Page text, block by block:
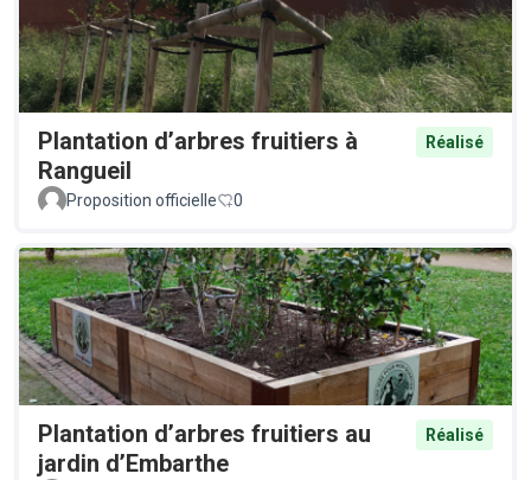
Plantation d’arbres fruitiers à
Rangueil
Réalisé
Proposition officielle 0
Plantation d’arbres fruitiers au
jardin d’Embarthe
Réalisé